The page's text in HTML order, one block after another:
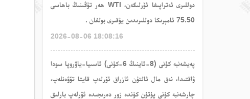
دوللىرى ئەتراپىغا ئۆرلىگەن، WTI ھەر تۇڭىنىڭ باھاسى
75.50 ئامېرىكا دوللىرىدىن يۇقىرى بولغان .
2026-08-06 18:08:16
پەيشەنبە كۈنى (8-ئاينىڭ 6-كۈنى) ئاسىيا-ياۋروپا سودا
ۋاقتىدا، نەق مال ئالتۇن ئازراق ئۆرلەپ قايتا تۆۋەنلەپ،
چارشەنبە كۈنى پۈتۈن كۈندە زور دەرىجىدە ئۆرلەپ بارلىق